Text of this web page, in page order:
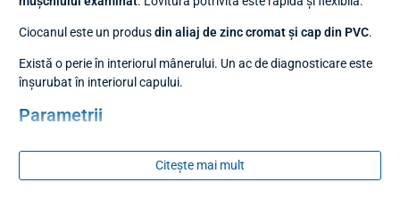
Ciocanul este un produsdin aliaj de zinc cromat și cap din PVC.
Există o perie în interiorul mânerului. Un ac de diagnosticare este
înșurubat în interiorul capului.
Parametrii
dimensiuni: 186 x 56 mm
Citește mai mult